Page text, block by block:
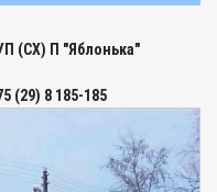
(СХ) П "Яблонька"
(29) 8 185-185